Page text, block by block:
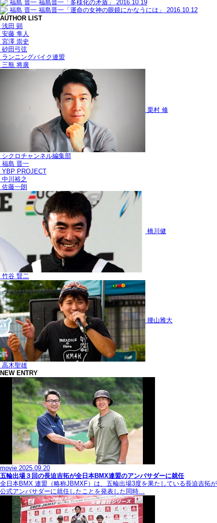
福島 晋一 福島晋一「多様化の矛盾」
2016.10.19
福島 晋一 福島晋一「運命の女神の眼鏡にかなうには」
2016.10.12
AUTHOR LIST
浅田 顕
安藤 隼人
宮澤 崇史
砂田弓弦
ランニングバイク連盟
三瓶 将廣
栗村 修
シクロチャンネル編集部
福島 晋一
YBP PROJECT
中川裕之
佐藤一朗
橋川健
竹谷 賢二
腰山雅大
高木聖雄
NEW ENTRY
movie 2025.09.20
五輪出場３回の長迫吉拓が全日本BMX連盟のアンバサダーに就任
全日本BMX 連盟（略称JBMXF）は、五輪出場3度を果たしている長迫吉拓が
公式アンバサダーに就任したことを発表した同時…